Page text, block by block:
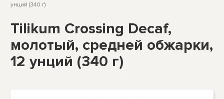
унций (340 г)
Tilikum Crossing Decaf,
молотый, средней обжарки,
12 унций (340 г)